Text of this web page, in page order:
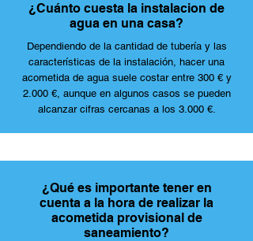
¿Cuánto cuesta la instalacion de
agua en una casa?
Dependiendo de la cantidad de tubería y las
características de la instalación, hacer una
acometida de agua suele costar entre 300 € y
2.000 €, aunque en algunos casos se pueden
alcanzar cifras cercanas a los 3.000 €.
¿Qué es importante tener en
cuenta a la hora de realizar la
acometida provisional de
saneamiento?